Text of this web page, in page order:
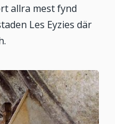
allra mest fynd
Les Eyzies där